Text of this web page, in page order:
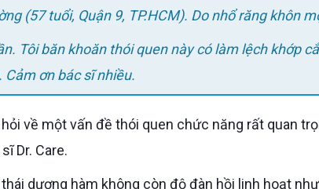
(57 tuổi, Quận 9, TP.HCM). Do nhổ răng khôn
Tôi băn khoăn thói quen này có làm lệch khớp
ơn bác sĩ nhiều.
Dr. Care.